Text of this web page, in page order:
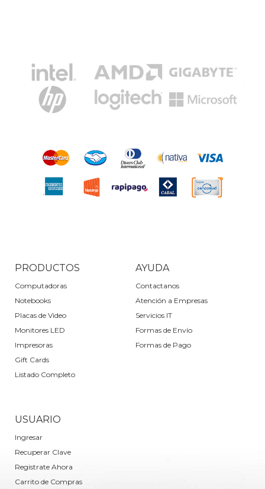
PRODUCTOS
Computadoras
Notebooks
Placas de Video
Monitores LED
Impresoras
Gift Cards
Listado Completo
AYUDA
Contactanos
Atención a Empresas
Servicios IT
Formas de Envío
Formas de Pago
USUARIO
Ingresar
Recuperar Clave
Registrate Ahora
Carrito de Compras